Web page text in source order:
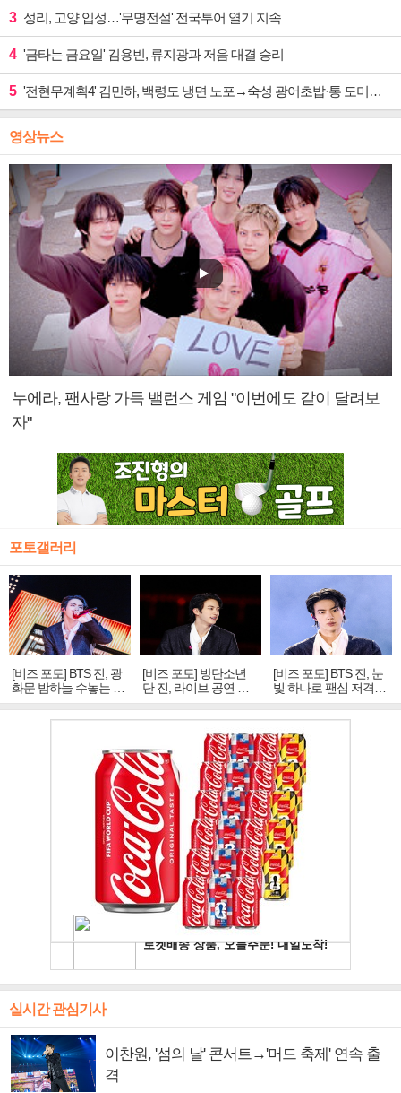
3 성리, 고양 입성…'무명전설' 전국투어 열기 지속
4 '금타는 금요일' 김용빈, 류지광과 저음 대결 승리
5 '전현무계획4' 김민하, 백령도 냉면 노포→숙성 광어초밥·통 도미찜 맛집 탐방
영상뉴스
누에라, 팬사랑 가득 밸런스 게임 "이번에도 같이 달려보
자"
포토갤러리
[비즈 포토] BTS 진, 광
화문 밤하늘 수놓는 '비
주얼 킹'의 열창
[비즈 포토] 방탄소년
단 진, 라이브 공연 중
빛나는 독보적 아우라
[비즈 포토] BTS 진, 눈
빛 하나로 팬심 저격…
독보적 카리스마
실시간 관심기사
이찬원, '섬의 날' 콘서트→'머드 축제' 연속 출
격